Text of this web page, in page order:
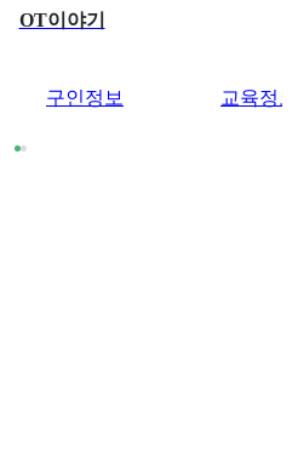
OT이야기
구인정보 교육정